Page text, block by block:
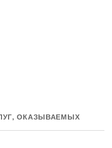
ОКАЗЫВАЕМЫХ